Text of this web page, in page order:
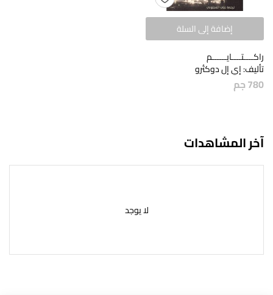
إضافة إلى السلة
راكــــتــــايــــــم
تأليف: إي إل دوكتُرو
780جم
آخر المشاهدات
لا يوجد